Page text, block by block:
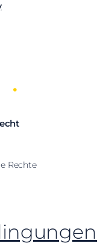
Rechte